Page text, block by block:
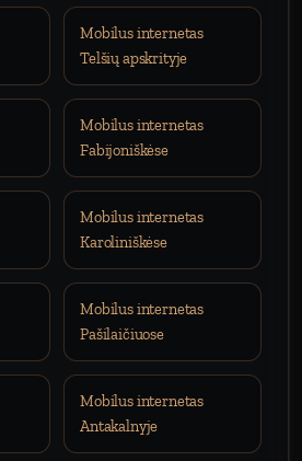
Mobilus internetas
Telšių apskrityje
Mobilus internetas
Fabijoniškėse
Mobilus internetas
Karoliniškėse
Mobilus internetas
Pašilaičiuose
Mobilus internetas
Antakalnyje